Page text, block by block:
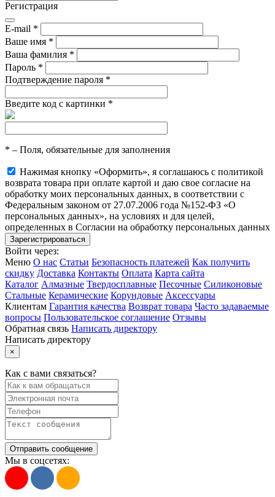
Регистрация
E-mail *
Ваше имя *
Ваша фамилия *
Пароль *
Подтверждение пароля *
Введите код с картинки *
* – Поля, обязательные для заполнения
Нажимая кнопку «Оформить», я соглашаюсь с политикой
возврата товара при оплате картой и даю свое согласие на
обработку моих персональных данных, в соответствии с
Федеральным законом от 27.07.2006 года №152-ФЗ «О
персональных данных», на условиях и для целей,
определенных в Согласии на обработку персональных данных
Войти через:
Меню О нас Статьи Безопасность платежей Как получить
скидку Доставка Контакты Оплата Карта сайта
Каталог Алмазные Твердосплавные Песочные Силиконовые
Стальные Керамические Корундовые Аксессуары
Клиентам Гарантия качества Возврат товара Часто задаваемые
вопросы Пользовательское соглашение Отзывы
Обратная связь Написать директору
Написать директору
×
Как с вами связаться?
Отправить сообщение
Мы в соцсетях: